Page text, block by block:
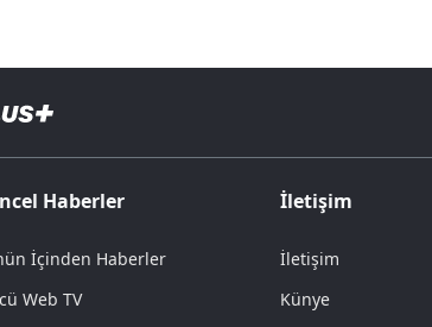
Haberler
İçinden Haberler
Web TV
İletişim
İletişim
Künye